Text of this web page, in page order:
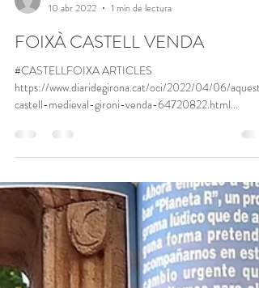
10 abr 2022
0 min de lectura
FOIXÀ CASTELL VENDA 2
10 abr 2022
1 min de lectura
FOIXÀ CASTELL VENDA
#CASTELLFOIXA ARTICLES
https://www.diaridegirona.cat/oci/2022/04/06/aquest-
castell-medieval-gironi-venda-64720822.html...